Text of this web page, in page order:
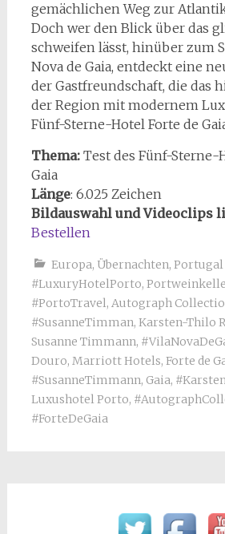
gemächlichen Weg zur
Doch wer den Blick über das
schweifen lässt, hinüber zum
Nova de Gaia, entdeckt eine
der Gastfreundschaft, die das
der Region mit modernem
Fünf-Sterne-Hotel Forte de
Thema: Test des Fünf-Sterne-
Gaia
Länge: 6.025 Zeichen
Bildauswahl und Videoclips
Bestellen
Europa, Übernachten, Portugal
#LuxuryHotelPorto,
#PortoTravel, Autograph
#SusanneTimman, Karsten-Thilo
Susanne Timmann,
Douro, Marriott Hotels, Forte de
#SusanneTimmann, Gaia,
Luxushotel Porto,
#ForteDeGaia